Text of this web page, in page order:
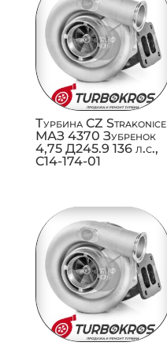
Турбина CZ Strakonice
МАЗ 4370 Зубренок
4,75 Д245.9 136 л.с.,
C14-174-01